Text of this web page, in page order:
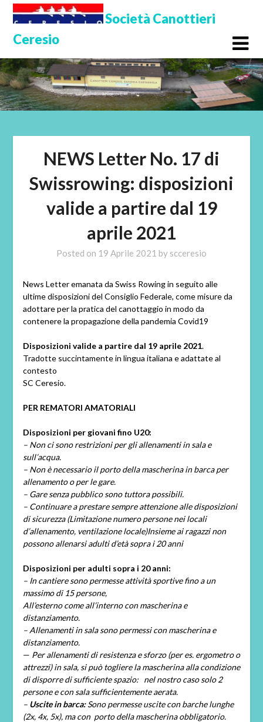
Skip
content
Società Canottieri
Ceresio
NEWS Letter No. 17 di
Swissrowing: disposizioni
valide a partire dal 19
aprile 2021
Posted on 19 Aprile 2021 by scceresio
News Letter emanata da Swiss Rowing in seguito alle
ultime disposizioni del Consiglio Federale, come misure da
adottare per la pratica del canottaggio in modo da
contenere la propagazione della pandemia Covid19
Disposizioni valide a partire dal 19 aprile 2021.
Tradotte succintamente in lingua italiana e adattate al
contesto
SC Ceresio.
PER REMATORI AMATORIALI
Disposizioni per giovani fino U20:
– Non ci sono restrizioni per gli allenamenti in sala e
sull’acqua.
– Non è necessario il porto della mascherina in barca per
allenamento o per le gare.
– Gare senza pubblico sono tuttora possibili.
– Continuare a prestare sempre attenzione alle disposizioni
di sicurezza (Limitazione numero persone nei locali
d’allenamento, ventilazione locale)Insieme ai ragazzi non
possono allenarsi adulti d’età sopra i 20 anni
Disposizioni per adulti sopra i 20 anni:
– In cantiere sono permesse attività sportive fino a un
massimo di 15 persone,
All’esterno come all’interno con mascherina e
distanziamento.
– Allenamenti in sala sono permessi con mascherina e
distanziamento.
— Per allenamenti di resistenza e sforzo (per es. ergometro o
attrezzi) in sala, si può togliere la mascherina alla condizione
di disporre di sufficiente spazio: nel nostro caso solo 2
persone e con sala sufficientemente aerata.
– Uscite in barca:Sono permesse uscite con barche lunghe
(2x, 4x, 5x), ma con porto della mascherina obbligatorio.